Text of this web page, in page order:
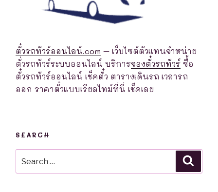
ตั๋วรถทัวร์ออนไลน์.com – เว็บไซต์ตัวแทนจำหน่าย
ตั่วรถทัวร์ระบบออนไลน์ บริการจองตั๋วรถทัวร์ ซื้อ
ตั๋วรถทัวร์ออนไลน์ เช็คตั๋ว ตารางเดินรถ เวลารถ
ออก ราคาตั๋วแบบเรียลไทม์ที่นี่ เช็คเลย
SEARCH
for: